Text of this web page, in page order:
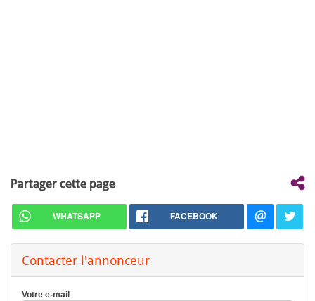
Partager cette page
WHATSAPP FACEBOOK
Contacter l'annonceur
Votre e-mail